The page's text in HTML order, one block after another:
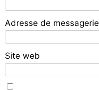
Adresse de messagerie
Site web